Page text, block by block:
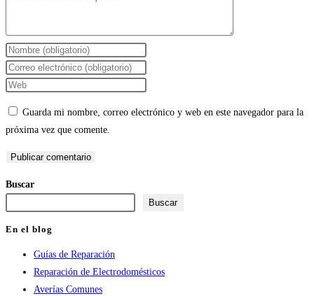
Introduce
tu
nombre
de
usuario
comentar
Introduce
tu
correo
electrónico
comentar
Introduce
de
tu
(opcional)
Guarda mi nombre, correo electrónico y web en este navegador para la
próxima vez que comente.
Buscar
Buscar
En el blog
Guías de Reparación
Reparación de Electrodomésticos
Averías Comunes